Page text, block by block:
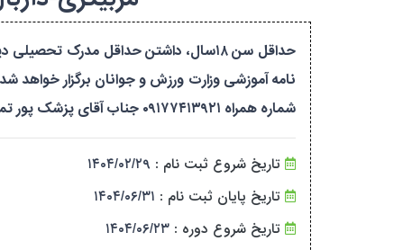
حداقل سن ۱۸سال، داشتن حداقل مدرک
نامه آموزشی وزارت ورزش و جوانان برگزار خواهد
شماره همراه ۰۹۱۷۷۴۱۳۹۲۱ جناب آقای پزشک پور تماس حاصل نمایید
تاریخ شروع ثبت نام : ۱۴۰۴/۰۲/۲۹
تاریخ پایان ثبت نام : ۱۴۰۴/۰۶/۳۱
تاریخ شروع دوره : ۱۴۰۴/۰۶/۲۳